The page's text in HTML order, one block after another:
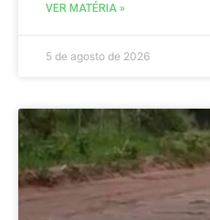
VER MATÉRIA »
5 de agosto de 2026